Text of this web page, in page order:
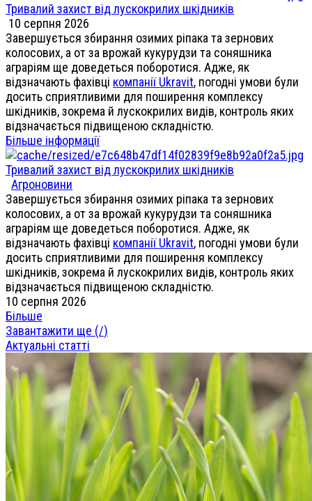
Тривалий захист від лускокрилих шкідників
10 серпня 2026
Завершується збирання озимих ріпака та зернових
колосових, а от за врожай кукурудзи та соняшника
аграріям ще доведеться поборотися. Адже, як
відзначають фахівці компанії Ukravit, погодні умови були
досить сприятливими для поширення комплексу
шкідників, зокрема й лускокрилих видів, контроль яких
відзначається підвищеною складністю.
Більше інформації
Тривалий захист від лускокрилих шкідників
Агроновини
Завершується збирання озимих ріпака та зернових
колосових, а от за врожай кукурудзи та соняшника
аграріям ще доведеться поборотися. Адже, як
відзначають фахівці компанії Ukravit, погодні умови були
досить сприятливими для поширення комплексу
шкідників, зокрема й лускокрилих видів, контроль яких
відзначається підвищеною складністю.
10 серпня 2026
Більше
Завантажити ще (/)
Актуальні статті